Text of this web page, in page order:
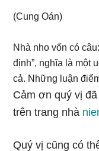
(Cung Oán)
Nhà nho vốn có
định”, nghĩa là một
cả. Những luận
Cảm ơn quý vị
trên trang nhà
Quý vị cũng có